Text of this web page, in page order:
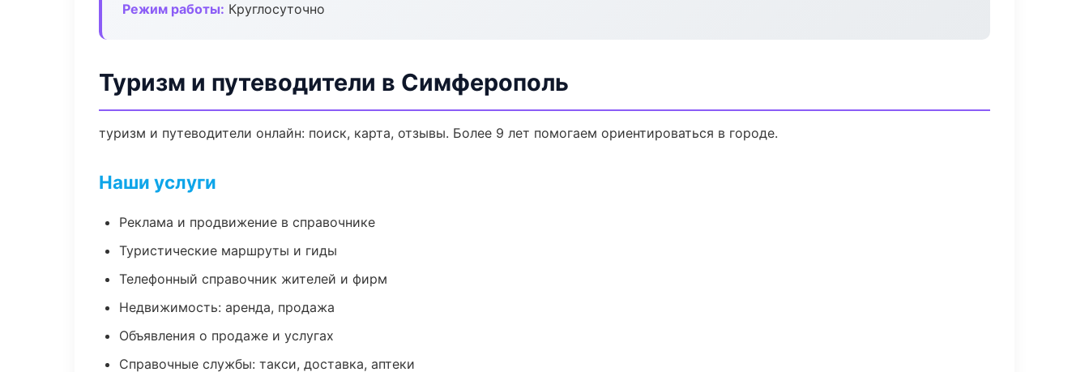
Режим работы: Круглосуточно
Туризм и путеводители в Симферополь
туризм и путеводители онлайн: поиск, карта, отзывы. Более 9 лет помогаем ориентироваться в городе.
Наши услуги
Реклама и продвижение в справочнике
Туристические маршруты и гиды
Телефонный справочник жителей и фирм
Недвижимость: аренда, продажа
Объявления о продаже и услугах
Справочные службы: такси, доставка, аптеки